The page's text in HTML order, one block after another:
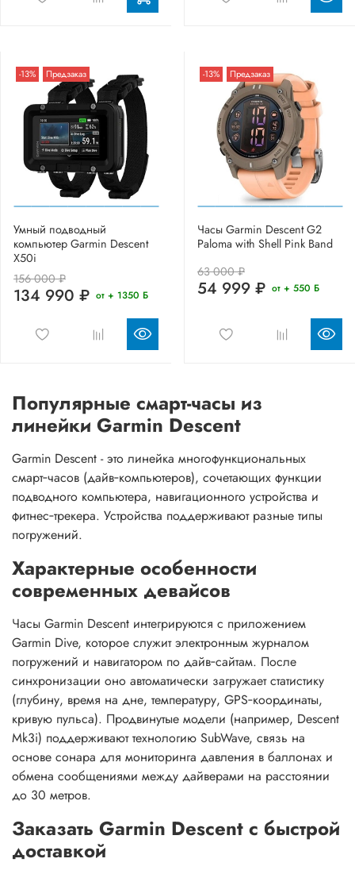
-13% Предзаказ
Умный подводный
компьютер Garmin Descent
X50i
156 000 ₽
134 990 ₽ от + 1350 Б
-13% Предзаказ
Часы Garmin Descent G2
Paloma with Shell Pink Band
63 000 ₽
54 999 ₽ от + 550 Б
Популярные смарт-часы из
линейки Garmin Descent
Garmin Descent - это линейка многофункциональных
смарт‑часов (дайв‑компьютеров), сочетающих функции
подводного компьютера, навигационного устройства и
фитнес‑трекера. Устройства поддерживают разные типы
погружений.
Характерные особенности
современных девайсов
Часы Garmin Descent интегрируются с приложением
Garmin Dive, которое служит электронным журналом
погружений и навигатором по дайв‑сайтам. После
синхронизации оно автоматически загружает статистику
(глубину, время на дне, температуру, GPS‑координаты,
кривую пульса). Продвинутые модели (например, Descent
Mk3i) поддерживают технологию SubWave, связь на
основе сонара для мониторинга давления в баллонах и
обмена сообщениями между дайверами на расстоянии
до 30 метров.
Заказать Garmin Descent с быстрой
доставкой